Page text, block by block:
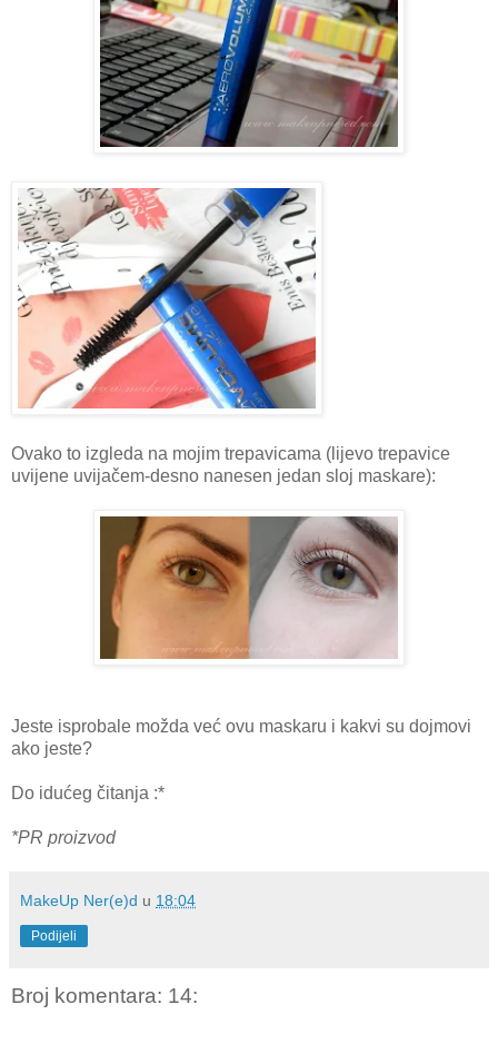
Ovako to izgleda na mojim trepavicama (lijevo trepavice
uvijene uvijačem-desno nanesen jedan sloj maskare):
Jeste isprobale možda već ovu maskaru i kakvi su dojmovi
ako jeste?
Do idućeg čitanja :*
*PR proizvod
MakeUp Ner(e)d u 18:04
Podijeli
Broj komentara: 14: